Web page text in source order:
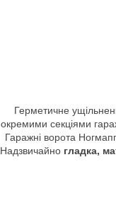
Герметичне
окремими секціями
Гаражні ворота
Надзвичайно гладка,